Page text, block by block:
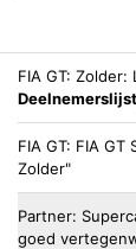
FIA GT Zolder:
FIA GT FIA GT
Zolder"
Partner
goed